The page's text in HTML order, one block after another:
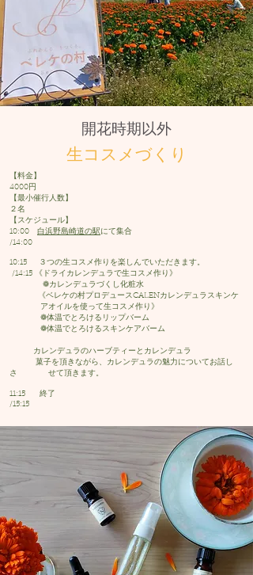
開花時期以外
​生コスメづくり
【料金】
4000円
【最小催行人数】
​２名
【スケジュール】
10:00 白浜野島崎道の駅にて集合
/14:00
10:15
３つの生コスメ作りを楽しんでいただきます。
/14:15 《ドライカレンデュラで生コスメ作り》
❁カレンデュラづくし化粧水
《ベレケの村プロデュースCALENカレンデュラスキンケ
アオイルを使って生コスメ作り》
❁体温でとろけるリップバーム
❁体温でとろけるスキンケアバーム
カレンデュラのハーブティーとカレンデュラ
菓子を頂きながら、カレンデュラの魅力についてお話し
さ せて頂きます。
11:15 終了
/15:15